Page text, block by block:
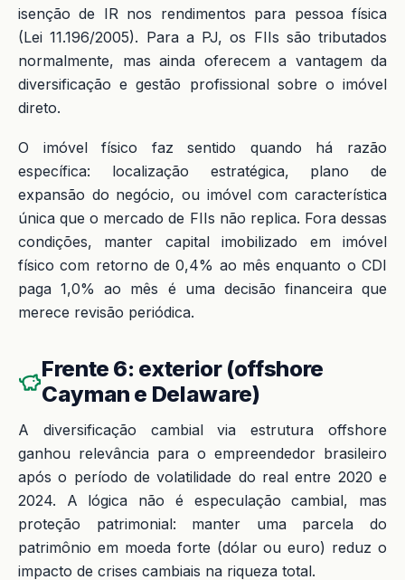
isenção de IR nos rendimentos para pessoa física
(Lei 11.196/2005). Para a PJ, os FIIs são tributados
normalmente, mas ainda oferecem a vantagem da
diversificação e gestão profissional sobre o imóvel
direto.
O imóvel físico faz sentido quando há razão
específica: localização estratégica, plano de
expansão do negócio, ou imóvel com característica
única que o mercado de FIIs não replica. Fora dessas
condições, manter capital imobilizado em imóvel
físico com retorno de 0,4% ao mês enquanto o CDI
paga 1,0% ao mês é uma decisão financeira que
merece revisão periódica.
Frente 6: exterior (offshore
Cayman e Delaware)
A diversificação cambial via estrutura offshore
ganhou relevância para o empreendedor brasileiro
após o período de volatilidade do real entre 2020 e
2024. A lógica não é especulação cambial, mas
proteção patrimonial: manter uma parcela do
patrimônio em moeda forte (dólar ou euro) reduz o
impacto de crises cambiais na riqueza total.